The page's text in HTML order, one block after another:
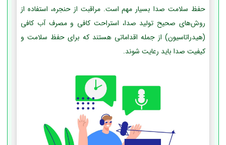
حفظ سلامت صدا بسیار مهم است. مراقبت از حنجره، استفاده از
روش‌های صحیح تولید صدا، استراحت کافی و مصرف آب کافی
(هیدراتاسیون) از جمله اقداماتی هستند که برای حفظ سلامت و
کیفیت صدا باید رعایت شوند.